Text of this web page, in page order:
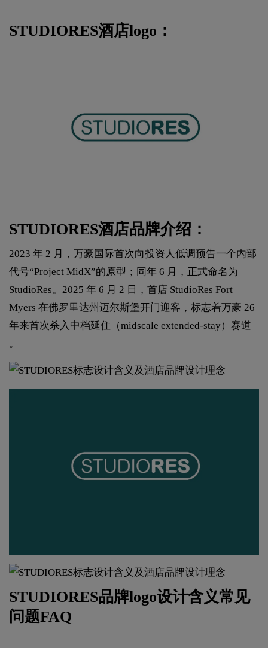
STUDIORES酒店logo：
STUDIORES酒店品牌介绍：
2023 年 2 月，万豪国际首次向投资人低调预告一个内部
代号“Project MidX”的原型；同年 6 月，正式命名为
StudioRes。2025 年 6 月 2 日，首店 StudioRes Fort
Myers 在佛罗里达州迈尔斯堡开门迎客，标志着万豪 26
年来首次杀入中档延住（midscale extended-stay）赛道
。
STUDIORES品牌logo设计含义常见
问题FAQ